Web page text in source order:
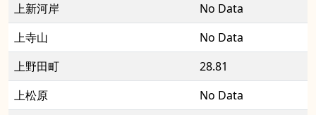
上新河岸
No Data
上寺山
No Data
上野田町
28.81
上松原
No Data